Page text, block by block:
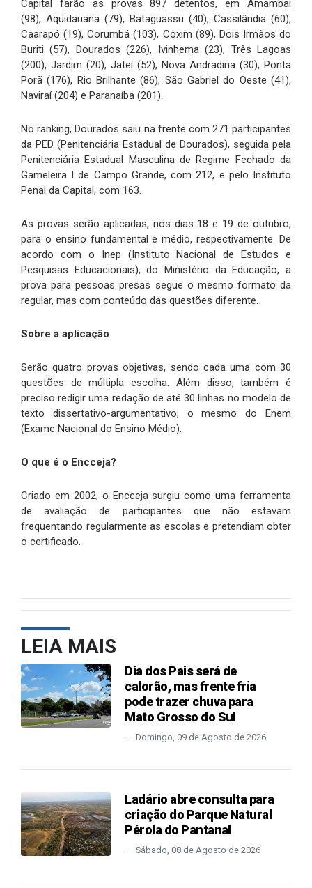
Capital farão as provas 897 detentos, em Amambai
(98), Aquidauana (79), Bataguassu (40), Cassilândia (60),
Caarapó (19), Corumbá (103), Coxim (89), Dois Irmãos do
Buriti (57), Dourados (226), Ivinhema (23), Três Lagoas
(200), Jardim (20), Jateí (52), Nova Andradina (30), Ponta
Porã (176), Rio Brilhante (86), São Gabriel do Oeste (41),
Naviraí (204) e Paranaíba (201).
No ranking, Dourados saiu na frente com 271 participantes
da PED (Penitenciária Estadual de Dourados), seguida pela
Penitenciária Estadual Masculina de Regime Fechado da
Gameleira I de Campo Grande, com 212, e pelo Instituto
Penal da Capital, com 163.
As provas serão aplicadas, nos dias 18 e 19 de outubro,
para o ensino fundamental e médio, respectivamente. De
acordo com o Inep (Instituto Nacional de Estudos e
Pesquisas Educacionais), do Ministério da Educação, a
prova para pessoas presas segue o mesmo formato da
regular, mas com conteúdo das questões diferente.
Sobre a aplicação
Serão quatro provas objetivas, sendo cada uma com 30
questões de múltipla escolha. Além disso, também é
preciso redigir uma redação de até 30 linhas no modelo de
texto dissertativo-argumentativo, o mesmo do Enem
(Exame Nacional do Ensino Médio).
O que é o Encceja?
Criado em 2002, o Encceja surgiu como uma ferramenta
de avaliação de participantes que não estavam
frequentando regularmente as escolas e pretendiam obter
o certificado.
LEIA MAIS
Dia dos Pais será de
calorão, mas frente fria
pode trazer chuva para
Mato Grosso do Sul
Domingo, 09 de Agosto de 2026
Ladário abre consulta para
criação do Parque Natural
Pérola do Pantanal
Sábado, 08 de Agosto de 2026